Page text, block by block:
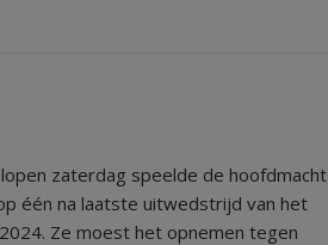
zaterdag speelde de hoofdmacht
één na laatste uitwedstrijd van het
Ze moest het opnemen tegen